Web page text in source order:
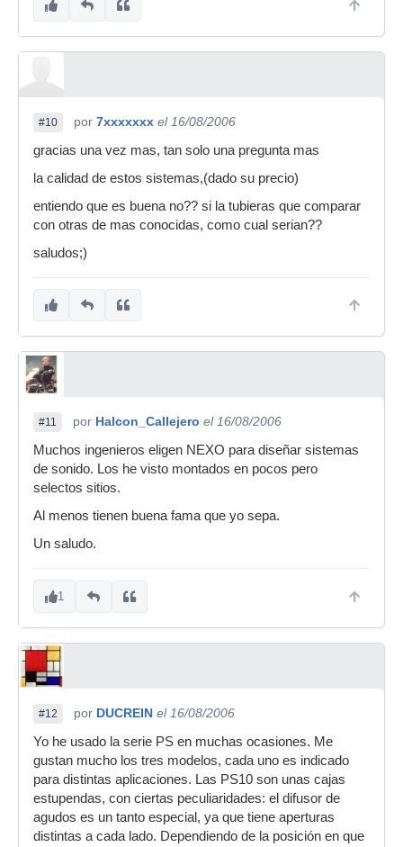
#10 por 7xxxxxxx el 16/08/2006
gracias una vez mas, tan solo una pregunta mas
la calidad de estos sistemas,(dado su precio)
entiendo que es buena no?? si la tubieras que comparar
con otras de mas conocidas, como cual serian??
saludos;)
#11 por Halcon_Callejero el 16/08/2006
Muchos ingenieros eligen NEXO para diseñar sistemas
de sonido. Los he visto montados en pocos pero
selectos sitios.
Al menos tienen buena fama que yo sepa.
Un saludo.
1
#12 por DUCREIN el 16/08/2006
Yo he usado la serie PS en muchas ocasiones. Me
gustan mucho los tres modelos, cada uno es indicado
para distintas aplicaciones. Las PS10 son unas cajas
estupendas, con ciertas peculiaridades: el difusor de
agudos es un tanto especial, ya que tiene aperturas
distintas a cada lado. Dependiendo de la posición en que